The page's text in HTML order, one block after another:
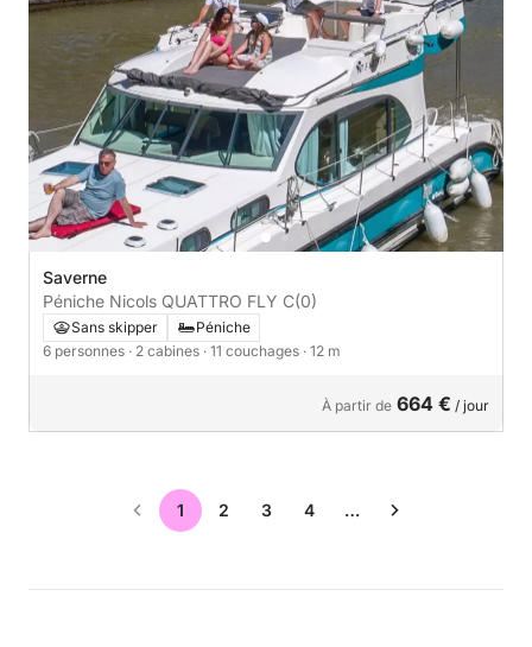
Saverne
Péniche Nicols QUATTRO FLY C(0)
Sans skipper
Péniche
6 personnes · 2 cabines · 11 couchages · 12 m
À partir de 664 € / jour
1 2 3 4 …